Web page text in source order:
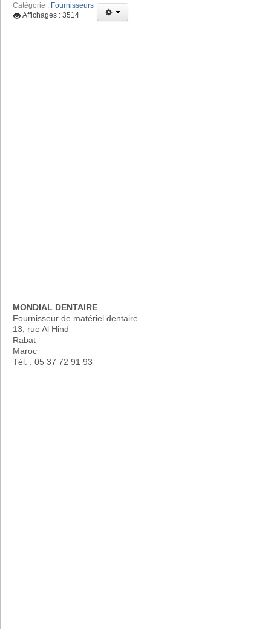
Catégorie : Fournisseurs
Affichages : 3514
MONDIAL DENTAIRE
Fournisseur de matériel dentaire
13, rue Al Hind
Rabat
Maroc
Tél. : 05 37 72 91 93